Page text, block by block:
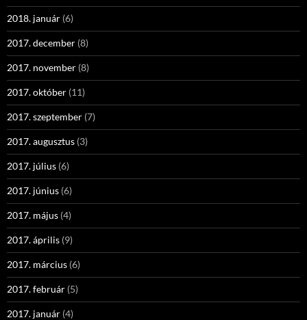
2018. január (6)
2017. december (8)
2017. november (8)
2017. október (11)
2017. szeptember (7)
2017. augusztus (3)
2017. július (6)
2017. június (6)
2017. május (4)
2017. április (9)
2017. március (6)
2017. február (5)
2017. január (4)